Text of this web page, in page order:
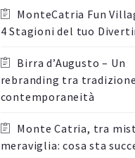
MonteCatria Fun
4 Stagioni del tuo
Birra d’Augusto – Un
rebranding tra
contemporaneità
Monte Catria, tra
meraviglia: cosa sta